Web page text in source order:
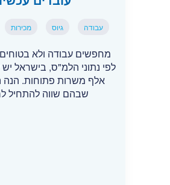
עבודה גיוס מכירות
מחפשים עבודה ולא בטוחים
אלף משרות פתוחות. הנה
שבהם שווה להתחיל